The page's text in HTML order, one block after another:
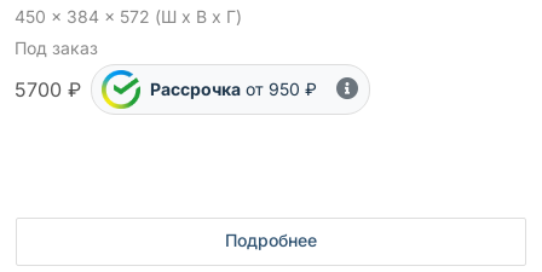
450 x 384 x 572 (Ш x В x Г)
Под заказ
5700 ₽ Рассрочка от 950 ₽
Подробнее